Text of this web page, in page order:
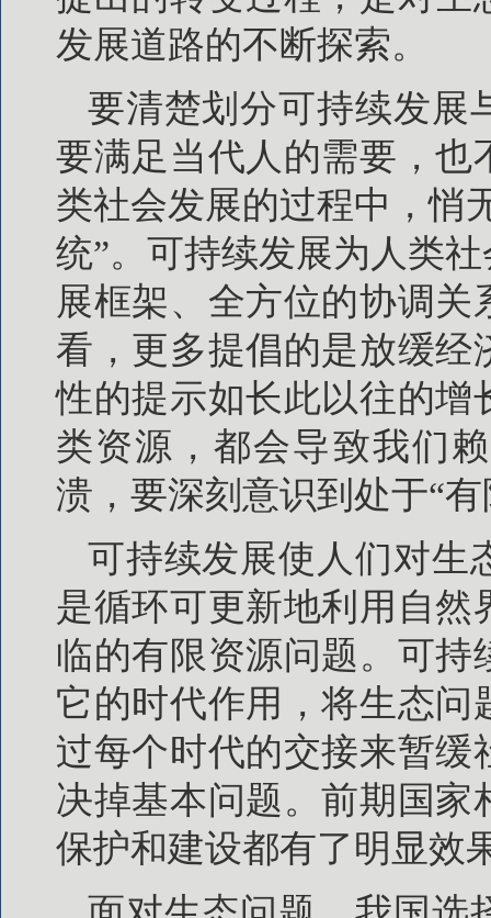
发展道路的不断探索。
要清楚划分可持续发展
要满足当代人的需要，也
类社会发展的过程中，悄
统”。可持续发展为人类
展框架、全方位的协调
看，更多提倡的是放缓经
性的提示如长此以往的增
类资源，都会导致我们
溃，要深刻意识到处于“
可持续发展使人们对生
是循环可更新地利用自
临的有限资源问题。可
它的时代作用，将生态
过每个时代的交接来暂
决掉基本问题。前期国
保护和建设都有了明显效